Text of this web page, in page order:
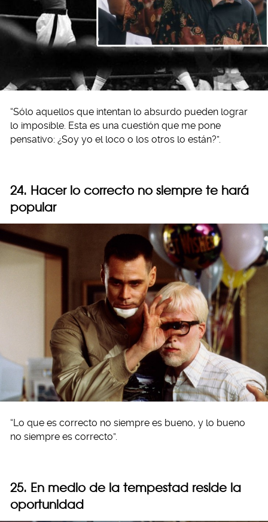
“Sólo aquellos que intentan lo absurdo pueden lograr
lo imposible. Esta es una cuestión que me pone
pensativo: ¿Soy yo el loco o los otros lo están?”.
24. Hacer lo correcto no siempre te hará
popular
“Lo que es correcto no siempre es bueno, y lo bueno
no siempre es correcto”.
25. En medio de la tempestad reside la
oportunidad